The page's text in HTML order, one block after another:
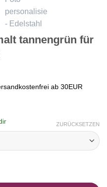
tannengrün für
ab 30EUR
ZURÜCKSETZEN
für Druckknopfschmuck